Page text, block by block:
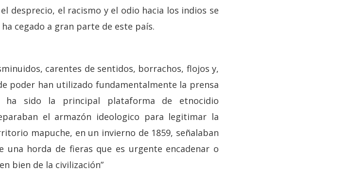
desprecio, el racismo y el odio hacia los indios se
cegado a gran parte de este país.
carentes de sentidos, borrachos, flojos y,
poder han utilizado fundamentalmente la prensa
ha sido la principal plataforma de etnocidio
el armazón ideologico para legitimar la
mapuche, en un invierno de 1859, señalaban
una horda de fieras que es urgente encadenar o
bien de la civilización”